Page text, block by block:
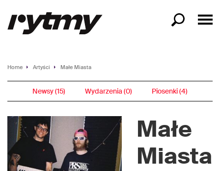
Home Artyści Małe Miasta
Newsy (15) Wydarzenia (0) Piosenki (4)
Małe
Miasta